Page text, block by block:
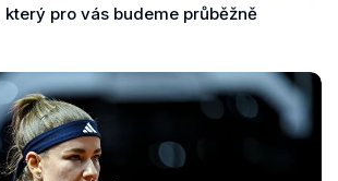
pro vás budeme průběžně